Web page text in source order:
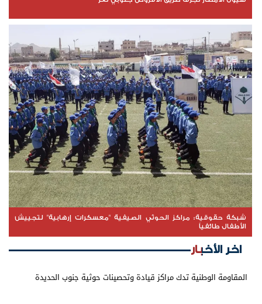
شبكة حقوقية: مراكز الحوثي الصيفية "معسكرات إرهابية" لتجييش
الأطفال طائفياً
اخر الأخبار
المقاومة الوطنية تدك مراكز قيادة وتحصينات حوثية جنوب الحديدة